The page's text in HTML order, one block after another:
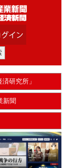
研究所」
新聞